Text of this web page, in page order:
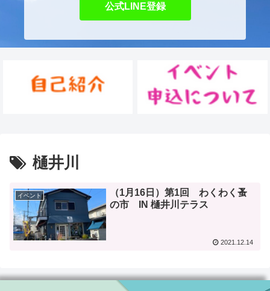
公式LINE登録
樋井川
イベント
（1月16日）第1回 わくわく蚤
の市 IN 樋井川テラス
2021.12.14